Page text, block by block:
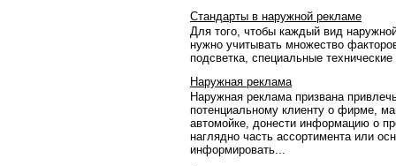
Стандарты в наружной рекламе
Для того, чтобы каждый вид
нужно учитывать множество
подсветка, специальные
Наружная реклама
Наружная реклама призвана
потенциальному клиенту о фирме,
автомойке, донести информацию о
наглядно часть ассортимента или
информировать...